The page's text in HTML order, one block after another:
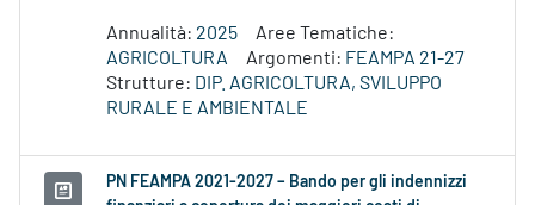
Annualità: 2025
Aree Tematiche:
AGRICOLTURA
Argomenti: FEAMPA 21-27
Strutture: DIP. AGRICOLTURA, SVILUPPO
RURALE E AMBIENTALE
PN FEAMPA 2021-2027 – Bando per gli indennizzi